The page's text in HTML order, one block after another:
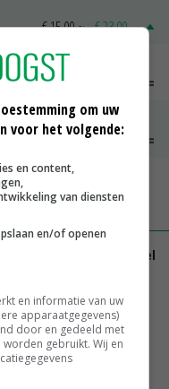
€ 15,00~ € 23,00
€ 26,00
€ 0,00~ € 0,00
en ziet marktaandeel
neerzetten die als
voor sector’
om uw
voor het volgende:
en content,
van diensten
en/of openen
en informatie van uw
apparaatgegevens)
door en gedeeld met
gebruikt. Wij en